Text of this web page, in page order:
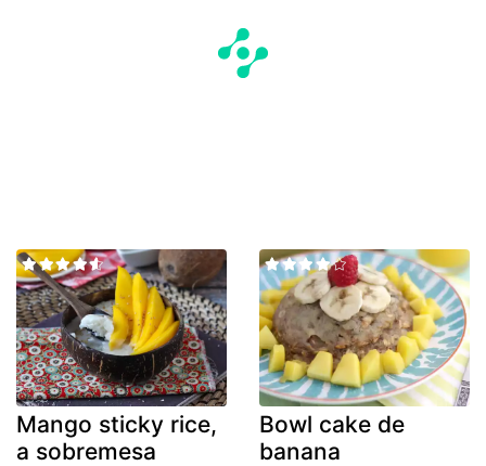
Mango sticky rice,
a sobremesa
Bowl cake de
banana